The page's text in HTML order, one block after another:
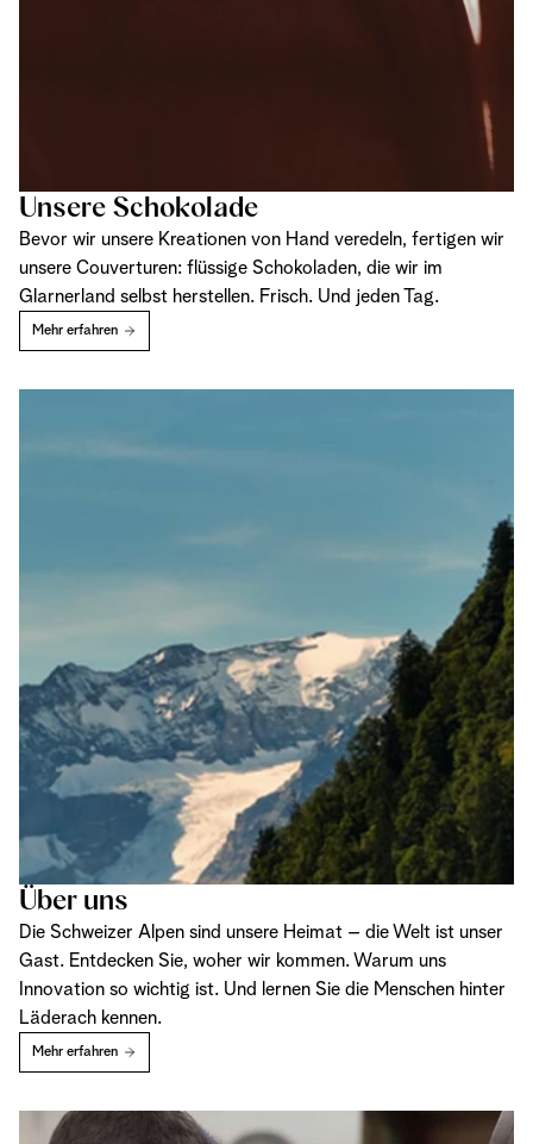
Unsere Schokolade
Bevor wir unsere Kreationen von Hand veredeln, fertigen wir
unsere Couverturen: flüssige Schokoladen, die wir im
Glarnerland selbst herstellen. Frisch. Und jeden Tag.
Mehr erfahren
Über uns
Die Schweizer Alpen sind unsere Heimat – die Welt ist unser
Gast. Entdecken Sie, woher wir kommen. Warum uns
Innovation so wichtig ist. Und lernen Sie die Menschen hinter
Läderach kennen.
Mehr erfahren